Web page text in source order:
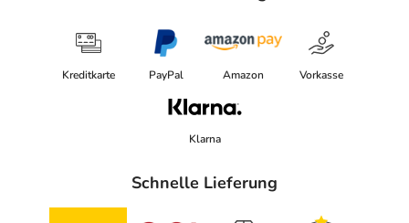
Kreditkarte PayPal Amazon Vorkasse
Klarna
Schnelle Lieferung